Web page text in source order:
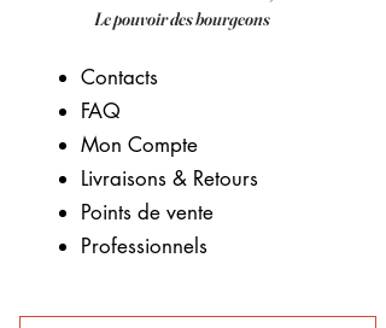
Le pouvoir des bourgeons
Contacts
FAQ
Mon Compte
Livraisons & Retours
​Points de vente​
Professionnels